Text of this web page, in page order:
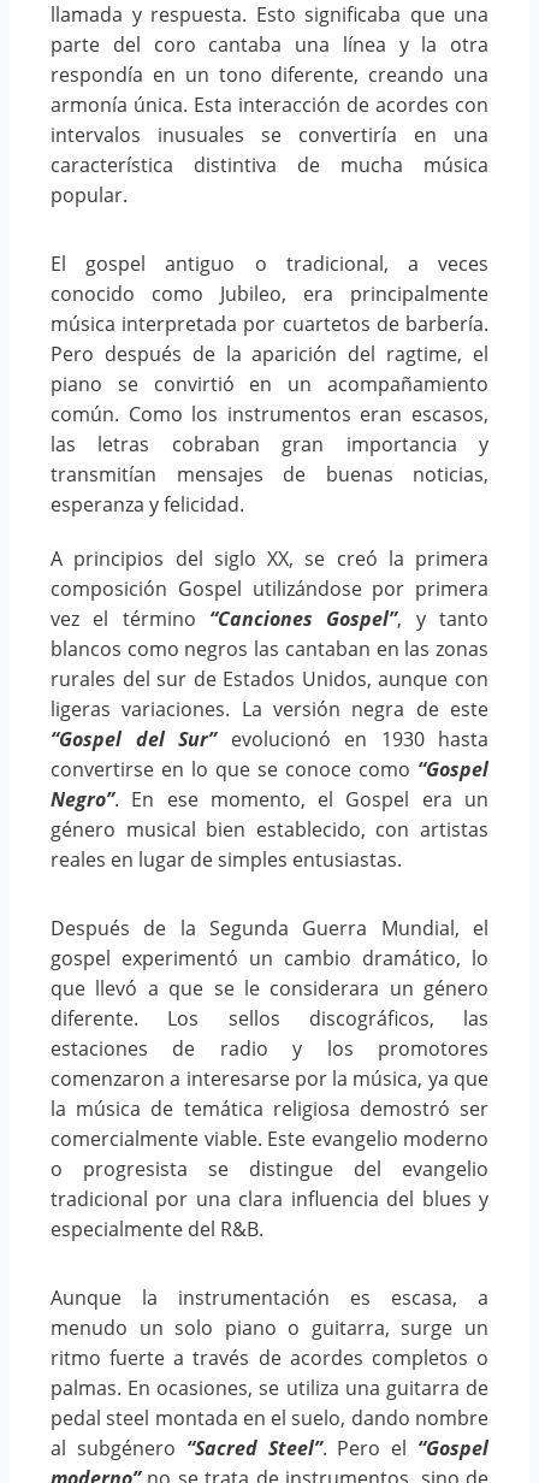
llamada y respuesta. Esto significaba que una
parte del coro cantaba una línea y la otra
respondía en un tono diferente, creando una
armonía única. Esta interacción de acordes con
intervalos inusuales se convertiría en una
característica distintiva de mucha música
popular.
El gospel antiguo o tradicional, a veces
conocido como Jubileo, era principalmente
música interpretada por cuartetos de barbería.
Pero después de la aparición del ragtime, el
piano se convirtió en un acompañamiento
común. Como los instrumentos eran escasos,
las letras cobraban gran importancia y
transmitían mensajes de buenas noticias,
esperanza y felicidad.
A principios del siglo XX, se creó la primera
composición Gospel utilizándose por primera
vez el término “Canciones Gospel”, y tanto
blancos como negros las cantaban en las zonas
rurales del sur de Estados Unidos, aunque con
ligeras variaciones. La versión negra de este
“Gospel del Sur”evolucionó en 1930 hasta
convertirse en lo que se conoce como “Gospel
Negro”. En ese momento, el Gospel era un
género musical bien establecido, con artistas
reales en lugar de simples entusiastas.
Después de la Segunda Guerra Mundial, el
gospel experimentó un cambio dramático, lo
que llevó a que se le considerara un género
diferente. Los sellos discográficos, las
estaciones de radio y los promotores
comenzaron a interesarse por la música, ya que
la música de temática religiosa demostró ser
comercialmente viable. Este evangelio moderno
o progresista se distingue del evangelio
tradicional por una clara influencia del blues y
especialmente del R&B.
Aunque la instrumentación es escasa, a
menudo un solo piano o guitarra, surge un
ritmo fuerte a través de acordes completos o
palmas. En ocasiones, se utiliza una guitarra de
pedal steel montada en el suelo, dando nombre
al subgénero “Sacred Steel”. Pero el “Gospel